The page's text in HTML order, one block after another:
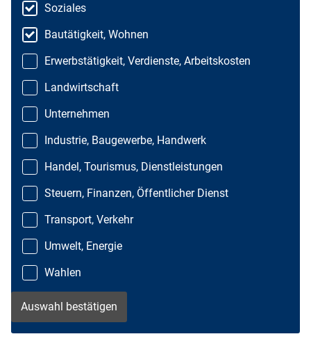
Soziales
Bautätigkeit, Wohnen
Erwerbstätigkeit, Verdienste, Arbeitskosten
Landwirtschaft
Unternehmen
Industrie, Baugewerbe, Handwerk
Handel, Tourismus, Dienstleistungen
Steuern, Finanzen, Öffentlicher Dienst
Transport, Verkehr
Umwelt, Energie
Wahlen